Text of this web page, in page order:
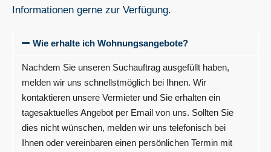
Informationen gerne zur Verfügung.
Wie erhalte ich Wohnungsangebote?
Nachdem Sie unseren Suchauftrag ausgefüllt haben,
melden wir uns schnellstmöglich bei Ihnen. Wir
kontaktieren unsere Vermieter und Sie erhalten ein
tagesaktuelles Angebot per Email von uns. Sollten Sie
dies nicht wünschen, melden wir uns telefonisch bei
Ihnen oder vereinbaren einen persönlichen Termin mit